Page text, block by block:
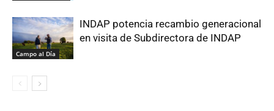
Campo al Día
INDAP potencia recambio generacional
en visita de Subdirectora de INDAP